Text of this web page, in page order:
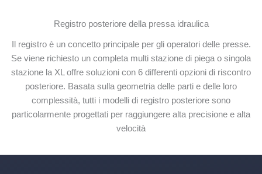
Registro posteriore della pressa idraulica
Il registro è un concetto principale per gli operatori delle presse.
Se viene richiesto un completa multi stazione di piega o singola
stazione la XL offre soluzioni con 6 differenti opzioni di riscontro
posteriore. Basata sulla geometria delle parti e delle loro
complessità, tutti i modelli di registro posteriore sono
particolarmente progettati per raggiungere alta precisione e alta
velocità